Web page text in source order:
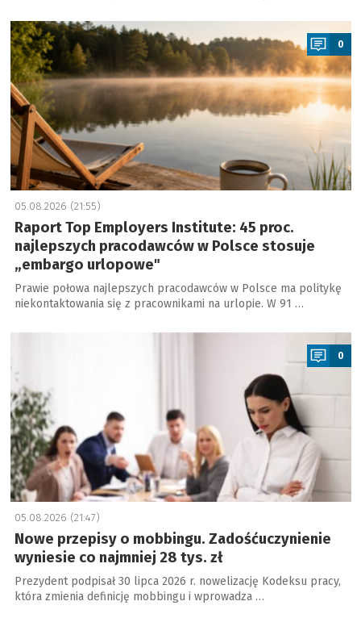
a
0
05.08.2026 (21:55)
Raport Top Employers Institute: 45 proc.
najlepszych pracodawców w Polsce stosuje
„embargo urlopowe"
Prawie połowa najlepszych pracodawców w Polsce ma politykę
niekontaktowania się z pracownikami na urlopie. W 91 …
0
05.08.2026 (21:47)
Nowe przepisy o mobbingu. Zadośćuczynienie
wyniesie co najmniej 28 tys. zł
Prezydent podpisał 30 lipca 2026 r. nowelizację Kodeksu pracy,
która zmienia definicję mobbingu i wprowadza …